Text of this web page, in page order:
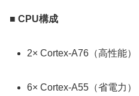
■ CPU構成
2× Cortex-A76（高性能）
6× Cortex-A55（省電力）